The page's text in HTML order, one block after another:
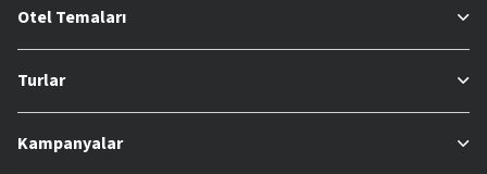
Otel Temaları
Turlar
Kampanyalar